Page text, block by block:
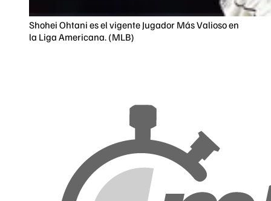
Shohei Ohtani es el vigente Jugador Más Valioso en
la Liga Americana. (MLB)